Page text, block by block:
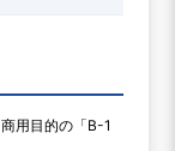
用目的の「B-1